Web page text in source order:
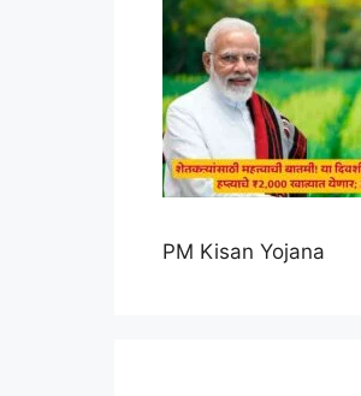
PM Kisan Yojana